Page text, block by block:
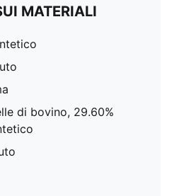
MATERIALI
di bovino, 29.60%